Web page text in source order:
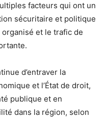
facteurs qui ont un
sécuritaire et politique
et le trafic de
d’entraver la
et l’État de droit,
publique et en
dans la région, selon